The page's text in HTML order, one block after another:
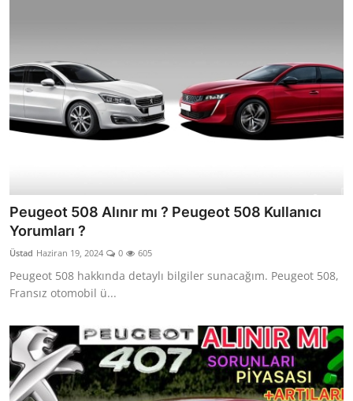
Peugeot 508 Alınır mı ? Peugeot 508 Kullanıcı
Yorumları ?
Üstad Haziran 19, 2024 0 605
Peugeot 508 hakkında detaylı bilgiler sunacağım. Peugeot 508,
Fransız otomobil ü...